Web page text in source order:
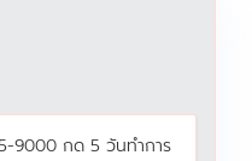
9000 กด 5 วันทำการ